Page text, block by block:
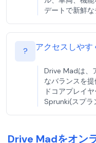
デートで新鮮な
? アクセスしやす
Drive Madは、
なバランスを
ドコアプレイ
Sprunki(スプラ
Drive Madをオン